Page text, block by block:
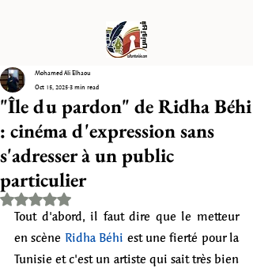
"Île du pardon" de Ridha Béhi
: cinéma d'expression sans
s'adresser à un public
particulier
Mohamed Ali Elhaou
Oct 15, 20253 min read
Rated NaN out of 5 stars.
Tout d'abord, il faut dire que le metteur
en scène Ridha Béhi est une fierté pour la
Tunisie et c'est un artiste qui sait très bien